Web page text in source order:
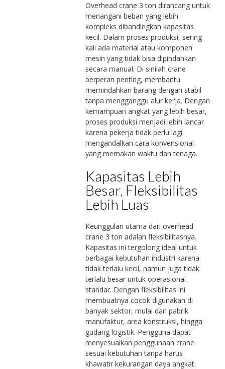
Overhead crane 3 ton dirancang untuk
menangani beban yang lebih
kompleks dibandingkan kapasitas
kecil. Dalam proses produksi, sering
kali ada material atau komponen
mesin yang tidak bisa dipindahkan
secara manual. Di sinilah crane
berperan penting, membantu
memindahkan barang dengan stabil
tanpa mengganggu alur kerja. Dengan
kemampuan angkat yang lebih besar,
proses produksi menjadi lebih lancar
karena pekerja tidak perlu lagi
mengandalkan cara konvensional
yang memakan waktu dan tenaga.
Kapasitas Lebih
Besar, Fleksibilitas
Lebih Luas
Keunggulan utama dari overhead
crane 3 ton adalah fleksibilitasnya.
Kapasitas ini tergolong ideal untuk
berbagai kebutuhan industri karena
tidak terlalu kecil, namun juga tidak
terlalu besar untuk operasional
standar. Dengan fleksibilitas ini
membuatnya cocok digunakan di
banyak sektor, mulai dari pabrik
manufaktur, area konstruksi, hingga
gudang logistik. Pengguna dapat
menyesuaikan penggunaan crane
sesuai kebutuhan tanpa harus
khawatir kekurangan daya angkat.